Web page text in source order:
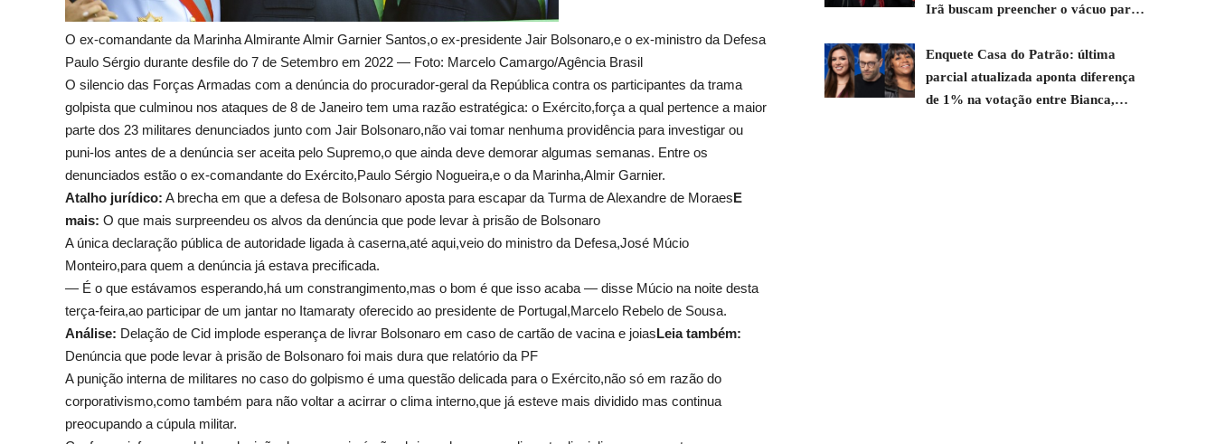
O ex-comandante da Marinha Almirante Almir Garnier Santos,o ex-presidente Jair Bolsonaro,e o ex-ministro da Defesa
Paulo Sérgio durante desfile do 7 de Setembro em 2022 — Foto: Marcelo Camargo/Agência Brasil
O silencio das Forças Armadas com a denúncia do procurador-geral da República contra os participantes da trama
golpista que culminou nos ataques de 8 de Janeiro tem uma razão estratégica: o Exército,força a qual pertence a maior
parte dos 23 militares denunciados junto com Jair Bolsonaro,não vai tomar nenhuma providência para investigar ou
puni-los antes de a denúncia ser aceita pelo Supremo,o que ainda deve demorar algumas semanas. Entre os
denunciados estão o ex-comandante do Exército,Paulo Sérgio Nogueira,e o da Marinha,Almir Garnier.
Atalho jurídico: A brecha em que a defesa de Bolsonaro aposta para escapar da Turma de Alexandre de MoraesE
mais: O que mais surpreendeu os alvos da denúncia que pode levar à prisão de Bolsonaro
A única declaração pública de autoridade ligada à caserna,até aqui,veio do ministro da Defesa,José Múcio
Monteiro,para quem a denúncia já estava precificada.
— É o que estávamos esperando,há um constrangimento,mas o bom é que isso acaba — disse Múcio na noite desta
terça-feira,ao participar de um jantar no Itamaraty oferecido ao presidente de Portugal,Marcelo Rebelo de Sousa.
Análise: Delação de Cid implode esperança de livrar Bolsonaro em caso de cartão de vacina e joiasLeia também:
Denúncia que pode levar à prisão de Bolsonaro foi mais dura que relatório da PF
A punição interna de militares no caso do golpismo é uma questão delicada para o Exército,não só em razão do
corporativismo,como também para não voltar a acirrar o clima interno,que já esteve mais dividido mas continua
preocupando a cúpula militar.
Irã buscam preencher o vácuo para
Enquete Casa do Patrão: última
parcial atualizada aponta diferença
de 1% na votação entre Bianca,